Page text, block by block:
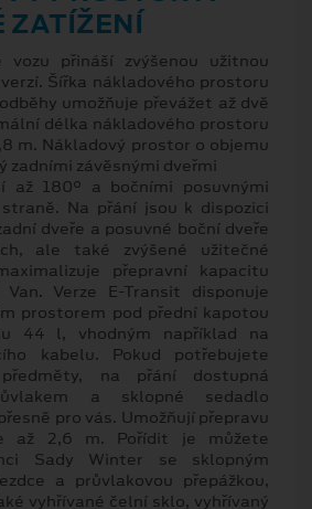
ZATÍŽENÍ
vozu přináší zvýšenou užitnou
Šířka nákladového prostoru
umožňuje převážet až dvě
délka nákladového prostoru
m. Nákladový prostor o objemu
zadními závěsnými dveřmi
až 180° a bočními posuvnými
Na přání jsou k dispozici
dveře a posuvné boční dveře
ale také zvýšené užitečné
přepravní kapacitu
Verze E-Transit disponuje
prostorem pod přední kapotou
44 l, vhodným například na
kabelu. Pokud potřebujete
na přání dostupná
a sklopné sedadlo
pro vás. Umožňují přepravu
až 2,6 m. Pořídit je můžete
Sady Winter se sklopným
a průvlakovou přepážkou,
vyhřívané čelní sklo, vyhřívaný